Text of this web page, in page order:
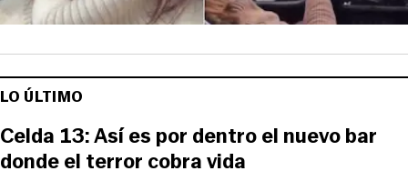
LO ÚLTIMO
Celda 13: Así es por dentro el nuevo bar
donde el terror cobra vida